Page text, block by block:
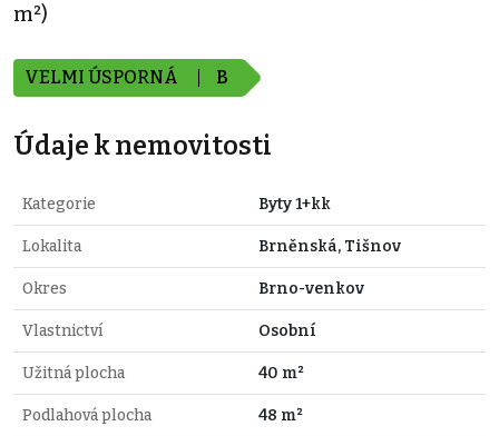
m²)
VELMI ÚSPORNÁ B
Údaje k nemovitosti
Kategorie Byty 1+kk
Lokalita Brněnská, Tišnov
Okres Brno-venkov
Vlastnictví Osobní
Užitná plocha 40 m²
Podlahová plocha 48 m²